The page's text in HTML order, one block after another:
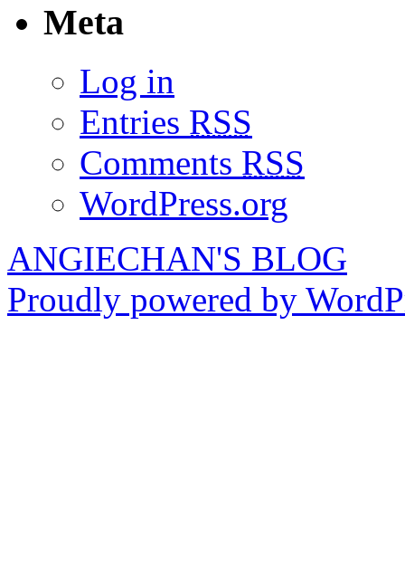
Meta
Log in
Entries RSS
Comments RSS
WordPress.org
ANGIECHAN'S BLOG
Proudly powered by